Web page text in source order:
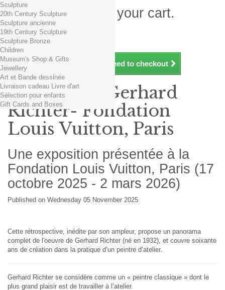
There is 1 item in your cart.
Total products (tax incl.)
Total shipping TTC
Total (tax incl.)
Continue shopping Proceed to checkout
Sculpture
20th Century Sculpture
Sculpture ancienne
19th Century Sculpture
Sculpture Bronze
Children
Museum's Shop & Gifts
Jewellery
Art et Bande dessinée
Livraison cadeau Livre d'art
Sélection pour enfants
Gift Cards and Boxes
Exposition Gerhard
Richter- Fondation
Louis Vuitton, Paris
Une exposition présentée à la
Fondation Louis Vuitton, Paris (17
octobre 2025 - 2 mars 2026)
Published on Wednesday 05 November 2025
Cette rétrospective, inédite par son ampleur, propose un panorama
complet de l'oeuvre de Gerhard Richter (né en 1932), et couvre soixante
ans de création dans la pratique d’un peintre d’atelier.
Gerhard Richter se considère comme un « peintre classique » dont le
plus grand plaisir est de travailler à l’atelier.